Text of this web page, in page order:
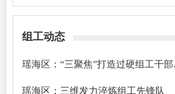
组工动态
瑶
瑶海区：三维发力淬炼组工先锋队